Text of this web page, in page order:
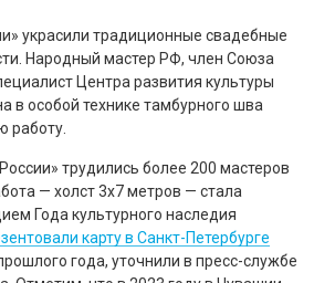
украсили традиционные свадебные
Народный мастер РФ, член Союза
Центра развития культуры
в особой технике тамбурного шва
работу.
трудились более 200 мастеров
— холст 3х7 метров — стала
Года культурного наследия
карту в Санкт-Петербурге
года, уточнили в пресс-службе